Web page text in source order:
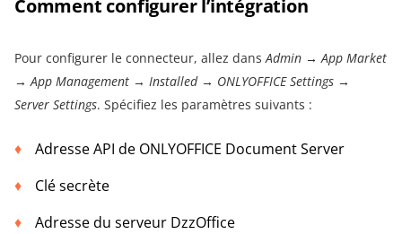
Comment configurer l’intégration
Pour configurer le connecteur, allez dans Admin → App Market
→ App Management → Installed → ONLYOFFICE Settings →
Server Settings. Spécifiez les paramètres suivants :
Adresse API de ONLYOFFICE Document Server
Clé secrète
Adresse du serveur DzzOffice